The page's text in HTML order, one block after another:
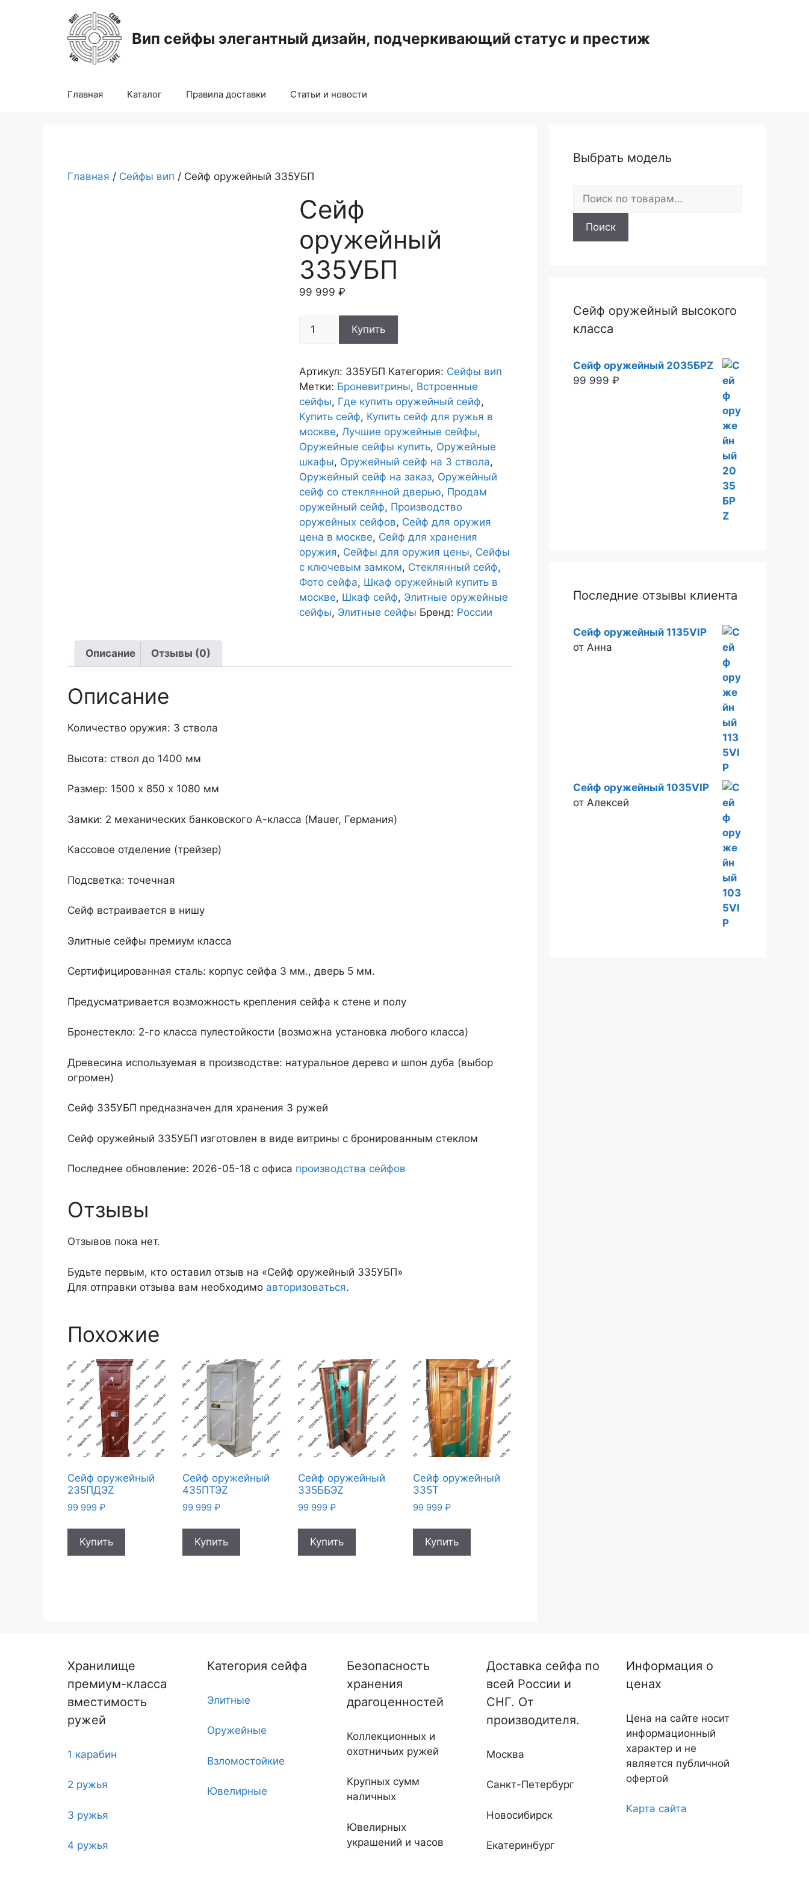
содержимому
Вип сейфы элегантный дизайн, подчеркивающий статус и престиж
Главная Каталог Правила доставки Статьи и новости
Главная / Сейфы вип / Сейф оружейный 335УБП
Сейф
оружейный
335УБП
99 999 ₽
товара
оружейный
335УБП
Купить
Артикул: 335УБП Категория: Сейфы вип
Метки: Броневитрины, Встроенные
сейфы, Где купить оружейный сейф,
Купить сейф, Купить сейф для ружья в
москве, Лучшие оружейные сейфы,
Оружейные сейфы купить, Оружейные
шкафы, Оружейный сейф на 3 ствола,
Оружейный сейф на заказ, Оружейный
сейф со стеклянной дверью, Продам
оружейный сейф, Производство
оружейных сейфов, Сейф для оружия
цена в москве, Сейф для хранения
оружия, Сейфы для оружия цены, Сейфы
с ключевым замком, Стеклянный сейф,
Фото сейфа, Шкаф оружейный купить в
москве, Шкаф сейф, Элитные оружейные
сейфы, Элитные сейфы Бренд: России
Описание Отзывы (0)
Описание
Количество оружия: 3 ствола
Высота: ствол до 1400 мм
Размер: 1500 х 850 х 1080 мм
Замки: 2 механических банковского А-класса (Mauer, Германия)
Кассовое отделение (трейзер)
Подсветка: точечная
Сейф встраивается в нишу
Элитные сейфы премиум класса
Сертифицированная сталь: корпус сейфа 3 мм., дверь 5 мм.
Предусматривается возможность крепления сейфа к стене и полу
Бронестекло: 2-го класса пулестойкости (возможна установка любого класса)
Древесина используемая в производстве: натуральное дерево и шпон дуба (выбор
огромен)
Сейф 335УБП предназначен для хранения 3 ружей
Сейф оружейный 335УБП изготовлен в виде витрины с бронированным стеклом
Последнее обновление: 2026-05-18 с офиса производства сейфов
Отзывы
Отзывов пока нет.
Будьте первым, кто оставил отзыв на «Сейф оружейный 335УБП»
Для отправки отзыва вам необходимо авторизоваться.
Похожие
Сейф оружейный
235ПДЭZ
99 999 ₽
Купить
Сейф оружейный
435ПТЭZ
99 999₽
Купить
Сейф оружейный
335ББЭZ
99 999 ₽
Купить
Сейф оружейный
335T
99 999 ₽
Купить
Выбрать модель
Искать:
Поиск
Сейф оружейный высокого
класса
Сейф оружейный 2035БРZ
99 999 ₽
Последние отзывы клиента
Сейф оружейный 1135VIP
от Анна
Сейф оружейный 1035VIP
от Алексей
Хранилище
премиум-класса
вместимость
ружей
1 карабин
2 ружья
3 ружья
4 ружья
Категория сейфа
Элитные
Оружейные
Взломостойкие
Ювелирные
Безопасность
хранения
драгоценностей
Коллекционных и
охотничьих ружей
Крупных сумм
наличных
Ювелирных
украшений и часов
Доставка сейфа по
всей России и
СНГ. От
производителя.
Москва
Санкт-Петербург
Новосибирск
Екатеринбург
Информация о
ценах
Цена на сайте носит
информационный
характер и не
является публичной
офертой
Карта сайта